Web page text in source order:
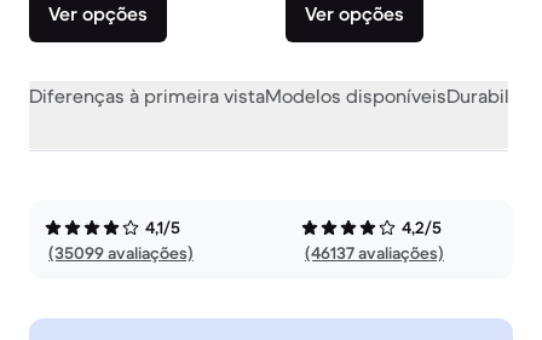
Ver opções Ver opções
Diferenças à primeira vistaModelos disponíveis
4,1/5
(35099 avaliações)
4,2/5
(46137 avaliações)